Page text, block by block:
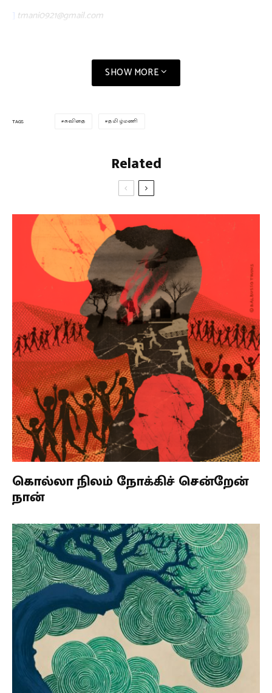
] tmani0921@gmail.com
SHOW MORE
TAGS கவிதை தமிழ்மணி
Related
கொல்லா நிலம் நோக்கிச் சென்றேன்
நான்